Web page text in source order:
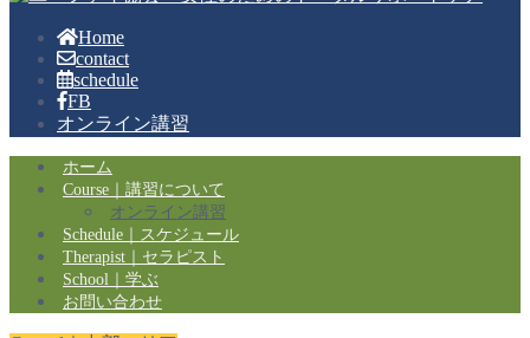
Home
contact
schedule
FB
オンライン講習
ホーム
Course｜講習について
オンライン講習
Schedule｜スケジュール
Therapist｜セラピスト
School｜学ぶ
お問い合わせ